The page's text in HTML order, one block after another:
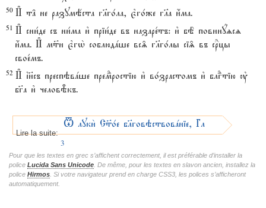
50 И# т† не разумёста гlго1ла, є3го1же гlа и4ма.
51 И# сни1де съ ни1ма и3 пріи1де въ назаре1тъ: и3 бЁ повинyzсz
и4ма. И# м™и є3гw2 соблюдaше вс‰ гlго1лы сі‰ въ с®цы
свое1мъ.
52 И# ї}съ преспэвaше премdростію и3 во1зрастомъ и3 блгdтію ў
бг7а и3 человBкъ.
Lire la suite:
T луки2 С™о1е бlговэствовaніе, ГлавA
3
Pour que les textes en grec s’affichent correctement, il est préférable d’installer la
police Lucida Sans Unicode . De même, pour les textes en slavon ancien, installez la
police Hirmos . Si votre navigateur prend en charge CSS3, les polices s’afficheront
automatiquement.